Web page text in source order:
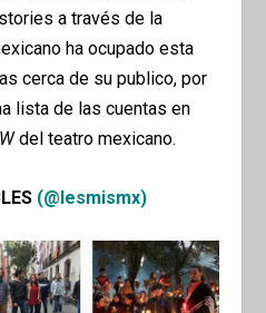
stories a través de la
ha ocupado esta
cerca de su publico, por
lista de las cuentas en
del teatro mexicano.
(@lesmismx)